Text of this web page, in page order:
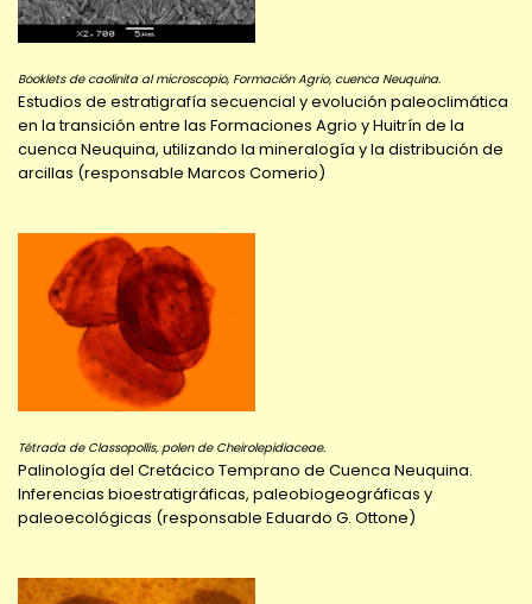
Booklets de caolinita al microscopio, Formación Agrio, cuenca Neuquina.
Estudios de estratigrafía secuencial y evolución paleoclimática
en la transición entre las Formaciones Agrio y Huitrín de la
cuenca Neuquina, utilizando la mineralogía y la distribución de
arcillas (responsable Marcos Comerio)
Tétrada de Classopollis, polen de Cheirolepidiaceae.
Palinología del Cretácico Temprano de Cuenca Neuquina.
Inferencias bioestratigráficas, paleobiogeográficas y
paleoecológicas (responsable Eduardo G. Ottone)